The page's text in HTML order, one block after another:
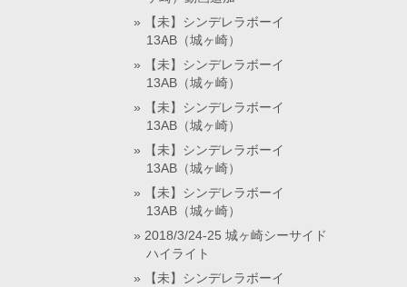
【未】シンデレラボーイ
13AB（城ヶ崎）
【未】シンデレラボーイ
13AB（城ヶ崎）
【未】シンデレラボーイ
13AB（城ヶ崎）
【未】シンデレラボーイ
13AB（城ヶ崎）
【未】シンデレラボーイ
13AB（城ヶ崎）
2018/3/24-25 城ヶ崎シーサイド
ハイライト
【未】シンデレラボーイ